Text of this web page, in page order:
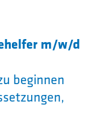
m/w/d
beginnen